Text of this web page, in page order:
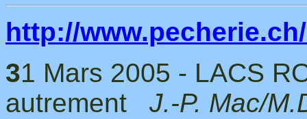
http://
31 Mars 2005 - LACS
autrement J.-P. Mac/